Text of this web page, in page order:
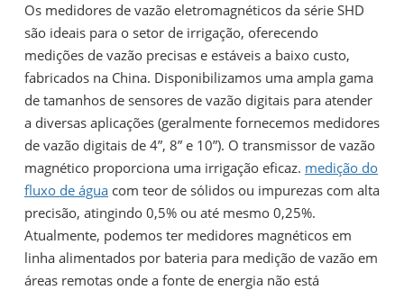
Os medidores de vazão eletromagnéticos da série SHD
são ideais para o setor de irrigação, oferecendo
medições de vazão precisas e estáveis ​​a baixo custo,
fabricados na China. Disponibilizamos uma ampla gama
de tamanhos de sensores de vazão digitais para atender
a diversas aplicações (geralmente fornecemos medidores
de vazão digitais de 4”, 8” e 10”). O transmissor de vazão
magnético proporciona uma irrigação eficaz. medição do
fluxo de água com teor de sólidos ou impurezas com alta
precisão, atingindo 0,5% ou até mesmo 0,25%.
Atualmente, podemos ter medidores magnéticos em
linha alimentados por bateria para medição de vazão em
áreas remotas onde a fonte de energia não está